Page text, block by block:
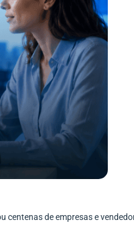
centenas de empresas e